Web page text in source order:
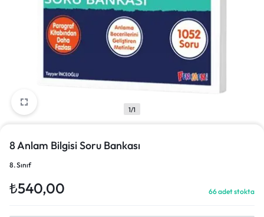
1/1
8 Anlam Bilgisi Soru Bankası
8. Sınıf
₺540,00 66 adet stokta